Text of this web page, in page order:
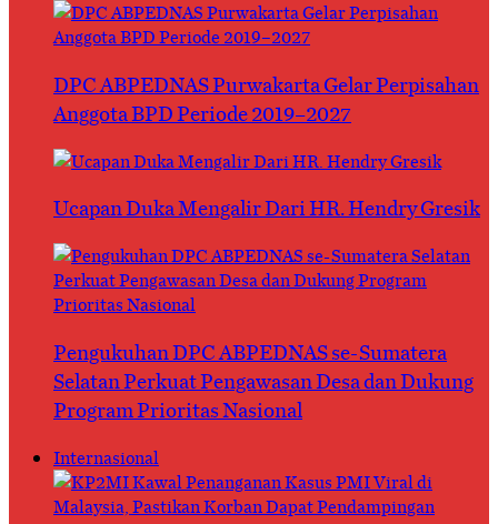
DPC ABPEDNAS Purwakarta Gelar Perpisahan
Anggota BPD Periode 2019–2027
Ucapan Duka Mengalir Dari HR. Hendry Gresik
Pengukuhan DPC ABPEDNAS se-Sumatera
Selatan Perkuat Pengawasan Desa dan Dukung
Program Prioritas Nasional
Internasional